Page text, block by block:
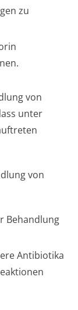
zu
von
unter
von
Behandlung
Antibiotika